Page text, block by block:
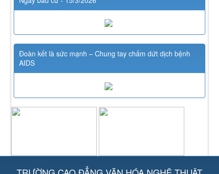
Đoàn kết là sức mạnh – Chung tay chấm dứt dịch bệnh
AIDS